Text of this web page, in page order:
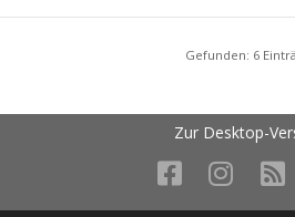
Gefunden: 6
Zur Desktop-